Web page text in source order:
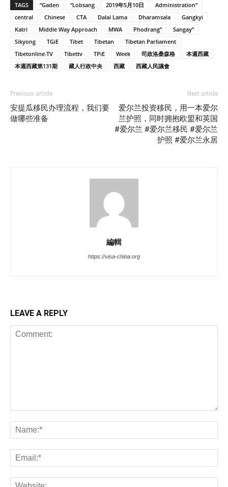
TAGS “Gaden “Lobsang 2019年5月10日
Administration”
central
Chinese CTA Dalai Lama Dharamsala
Gangkyi
Katri
Middle Way Approach MWA Phodrang”
Sangay”
Sikyong
TGiE Tibet Tibetan
Tibetan Parliament
Tibetonline.TV
Tibettv TPiE Week 司政洛桑森格
本週西藏
本週西藏第131期
藏人行政中央 西藏 西藏人民議會
Previous article
安提瓜移民办理流程，我们要
做哪些准备
Next article
爱尔兰投资移民，用一本爱尔
兰护照，同时拥抱欧盟和英国
#爱尔兰 #爱尔兰移民 #爱尔兰
护照 #爱尔兰永居
編輯
https://visa-china.org
LEAVE A REPLY